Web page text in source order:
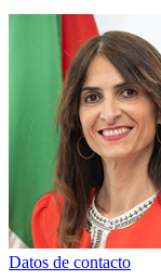
Datos de contacto